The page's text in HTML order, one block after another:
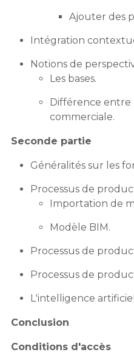
Ajouter des
Intégration
Notions de
Les bases.
Différence entre
commerciale.
Seconde partie
Généralités sur les
Processus de
Importation de
Modèle BIM.
Processus de
Processus de
L'intelligence
Conclusion
Conditions d'accès